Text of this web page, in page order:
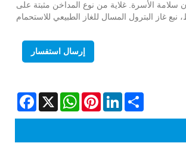
سلامة الأسرة. غلاية من نوع المداخن مثبتة على
نبع غاز البترول المسال للغاز الطبيعي للاستحمام
إرسال استفسار
X
WhatsAppPinterestLinkedInShare